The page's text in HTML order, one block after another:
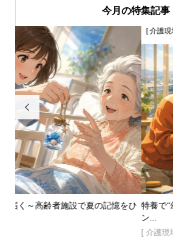
今月の特集記事

をひ
特養で“幻の果実”を実らせる！？～
[ 介護現場の流儀 ]